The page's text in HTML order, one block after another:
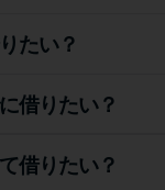
カードローン診断
カードローンQ&A
ージ
たい？
借りたい？
借りたい？